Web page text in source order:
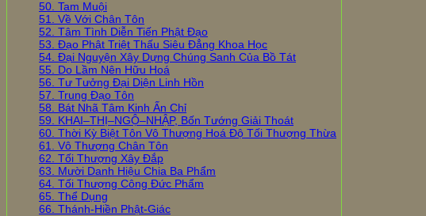
50. Tam Muội
51. Về Với Chân Tôn
52. Tâm Tình Diễn Tiến Phật Đạo
53. Đạo Phật Triệt Thấu Siêu Đẳng Khoa Học
54. Đại Nguyện Xây Dựng Chúng Sanh Của Bồ Tát
55. Do Lầm Nên Hữu Hoá
56. Tư Tưởng Đại Diện Linh Hồn
57. Trung Đạo Tôn
58. Bát Nhã Tâm Kinh Ấn Chỉ
59. KHAI–THỊ–NGỘ–NHẬP, Bốn Tướng Giải Thoát
60. Thời Kỳ Biệt Tôn Vô Thượng Hoá Độ Tối Thượng Thừa
61. Vô Thượng Chân Tôn
62. Tối Thượng Xây Đắp
63. Mười Danh Hiệu Chia Ba Phẩm
64. Tối Thượng Công Đức Phẩm
65. Thể Dụng
66. Thánh-Hiền Phật-Giác